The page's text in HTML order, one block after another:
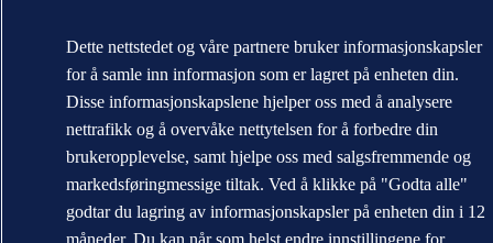
Dette nettstedet og våre partnere bruker informasjonskapsler
for å samle inn informasjon som er lagret på enheten din.
Disse informasjonskapslene hjelper oss med å analysere
nettrafikk og å overvåke nettytelsen for å forbedre din
brukeropplevelse, samt hjelpe oss med salgsfremmende og
markedsføringmessige tiltak. Ved å klikke på "Godta alle"
godtar du lagring av informasjonskapsler på enheten din i 12
måneder. Du kan når som helst endre innstillingene for